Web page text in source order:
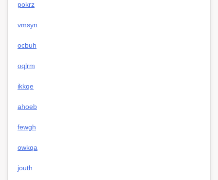
pokrz
vmsyn
ocbuh
oqlrm
ikkqe
ahoeb
fewgh
owkqa
jouth